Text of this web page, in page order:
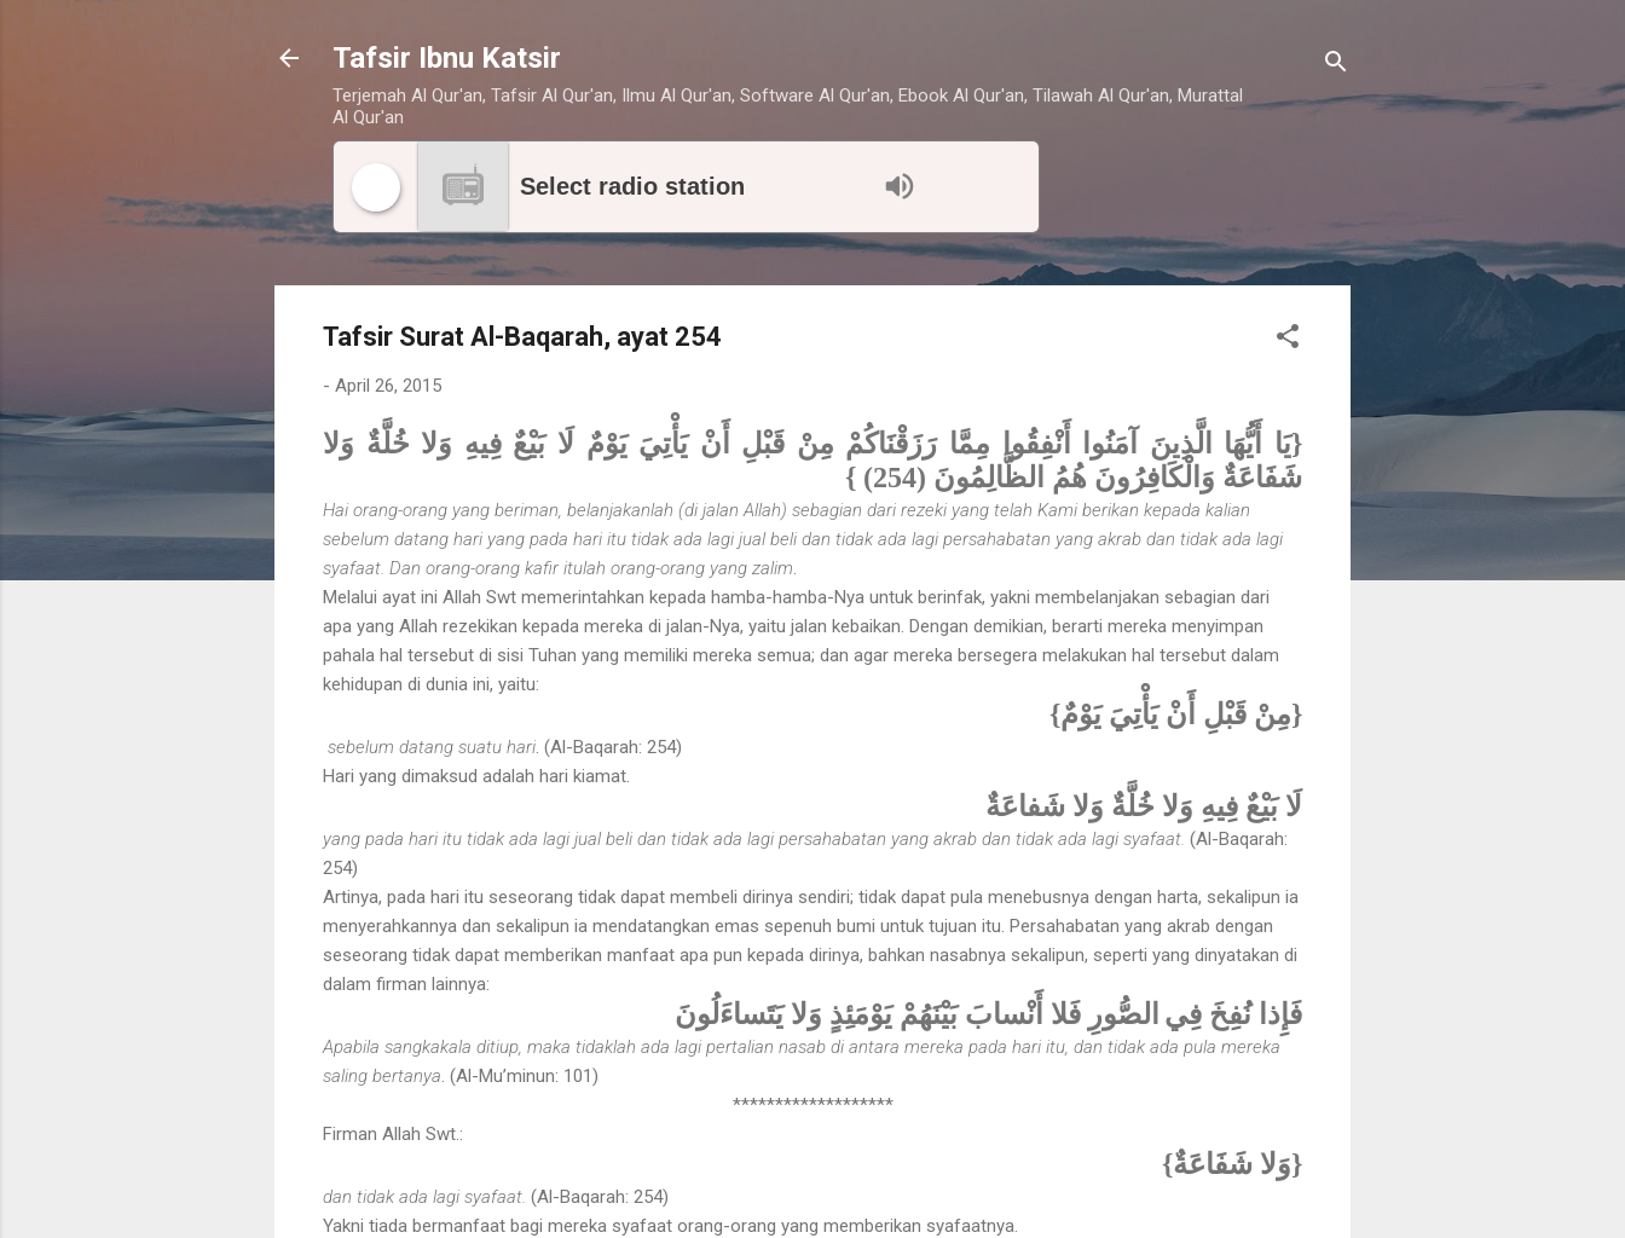
Tafsir Ibnu Katsir
Terjemah Al Qur'an, Tafsir Al Qur'an, Ilmu Al Qur'an, Software Al Qur'an, Ebook Al Qur'an, Tilawah Al Qur'an, Murattal
Al Qur'an
Select radio station
Tafsir Surat Al-Baqarah, ayat 254
- April 26, 2015
{يَا أَيُّهَا الَّذِينَ آمَنُوا أَنْفِقُوا مِمَّا رَزَقْنَاكُمْ مِنْ قَبْلِ أَنْ يَأْتِيَ يَوْمٌ لَا بَيْعٌ فِيهِ وَلا خُلَّةٌ وَلا
شَفَاعَةٌ وَالْكَافِرُونَ هُمُ الظَّالِمُونَ (254) }
Hai orang-orang yang beriman, belanjakanlah (di jalan Allah) sebagian dari rezeki yang telah Kami berikan kepada kalian
sebelum datang hari yang pada hari itu tidak ada lagi jual beli dan tidak ada lagi persahabatan yang akrab dan tidak ada lagi
syafaat. Dan orang-orang kafir itulah orang-orang yang zalim
Melalui ayat ini Allah Swt memerintahkan kepada hamba-hamba-Nya untuk berinfak, yakni membelanjakan sebagian dari
apa yang Allah rezekikan kepada mereka di jalan-Nya, yaitu jalan kebaikan. Dengan demikian, berarti mereka menyimpan
pahala hal tersebut di sisi Tuhan yang memiliki mereka semua; dan agar mereka bersegera melakukan hal tersebut dalam
kehidupan di dunia ini, yaitu:
{مِنْ قَبْلِ أَنْ يَأْتِيَ يَوْمٌ}
sebelum datang suatu hari . (Al-Baqarah: 254)
Hari yang dimaksud adalah hari kiamat.
لَا بَيْعٌ فِيهِ وَلا خُلَّةٌ وَلا شَفاعَةٌ
yang pada hari itu tidak ada lagi jual beli dan tidak ada lagi persahabatan yang akrab dan tidak ada lagi syafaat. (Al-Baqarah:
254)
Artinya, pada hari itu seseorang tidak dapat membeli dirinya sendiri; tidak dapat pula menebusnya dengan harta, sekalipun ia
menyerahkannya dan sekalipun ia mendatangkan emas sepenuh bumi untuk tujuan itu. Persahabatan yang akrab dengan
seseorang tidak dapat memberikan manfaat apa pun kepada dirinya, bahkan nasabnya sekalipun, seperti yang dinyatakan di
dalam firman lainnya:
فَإِذا نُفِخَ فِي الصُّورِ فَلا أَنْسابَ بَيْنَهُمْ يَوْمَئِذٍ وَلا يَتَساءَلُونَ
Apabila sangkakala ditiup, maka tidaklah ada lagi pertalian nasab di antara mereka pada hari itu, dan tidak ada pula mereka
saling bertanya . (Al-Mu’minun: 101)
*******************
Firman Allah Swt.:
{وَلا شَفَاعَةٌ}
dan tidak ada lagi syafaat. (Al-Baqarah: 254)
Yakni tiada bermanfaat bagi mereka syafaat orang-orang yang memberikan syafaatnya.